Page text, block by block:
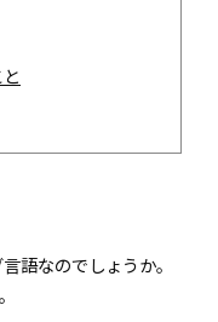
語なのでしょうか。